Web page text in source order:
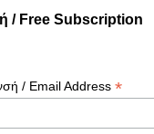
/ Free Subscription
/ Email Address*